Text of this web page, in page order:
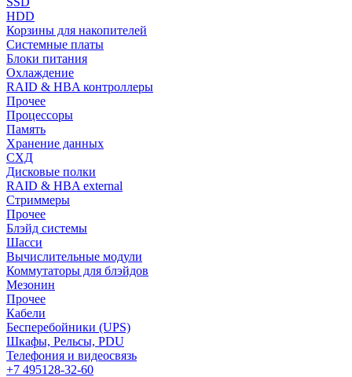
HDD
Корзины для накопителей
Системные платы
Блоки питания
Охлаждение
RAID & HBA контроллеры
Прочее
Процессоры
Память
Хранение данных
СХД
Дисковые полки
RAID & HBA external
Стриммеры
Прочее
Блэйд системы
Шасси
Вычислительные модули
Коммутаторы для блэйдов
Мезонин
Прочее
Кабели
Бесперебойники (UPS)
Шкафы, Рельсы, PDU
Телефония и видеосвязь
+7 495128-32-60